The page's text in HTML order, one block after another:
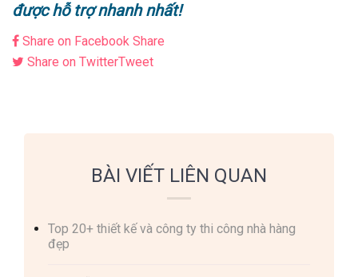
được hỗ trợ nhanh nhất!
Share on Facebook Share
Share on TwitterTweet
BÀI VIẾT LIÊN QUAN
Top 20+ thiết kế và công ty thi công nhà hàng
đẹp